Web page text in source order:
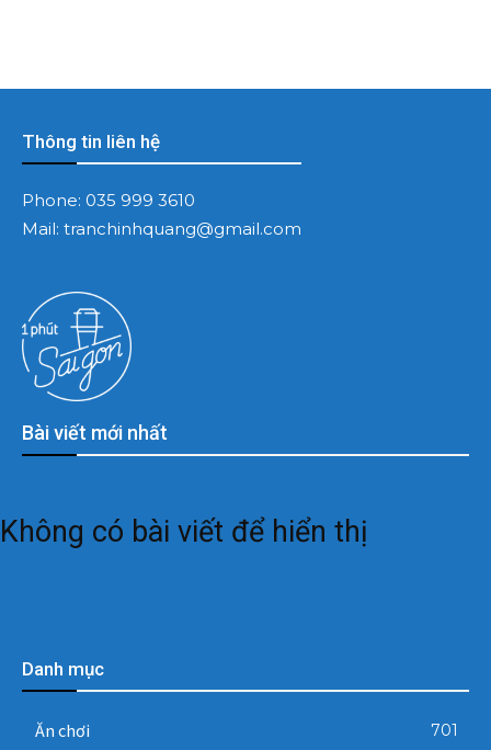
Bài viết mới nhất
Không có bài viết để hiển thị
Danh mục
Ăn chơi 701
Thông tin liên hệ
Phone: 035 999 3610
Mail: tranchinhquang@gmail.com